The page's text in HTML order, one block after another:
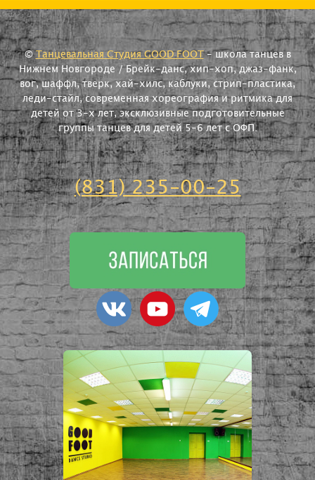
©Танцевальная Студия GOOD FOOT- школа танцев в
Нижнем Новгороде / Брейк-данс, хип-хоп, джаз-фанк,
вог, шаффл, тверк, хай-хилс, каблуки, стрип-пластика,
леди-стайл, современная хореография и ритмика для
детей от 3-х лет, эксклюзивные подготовительные
группы танцев для детей 5-6 лет с ОФП.
(831) 235-00-25